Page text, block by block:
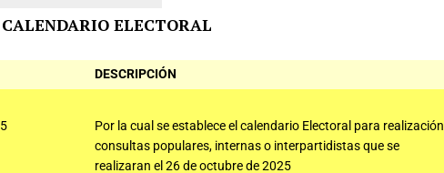
CALENDARIO ELECTORAL
DESCRIPCIÓN
Por la cual se establece el calendario Electoral para realización
consultas populares, internas o interpartidistas que se
realizaran el 26 de octubre de 2025